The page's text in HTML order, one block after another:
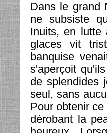
Dans le grand
ne subsiste
Inuits, en lutte
glaces vit
banquise
s'aperçoit
de splendides
seul, sans
Pour obtenir
dérobant la